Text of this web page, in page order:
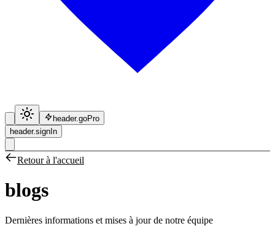
header.goPro
header.signIn
Retour à l'accueil
blogs
Dernières informations et mises à jour de notre équipe